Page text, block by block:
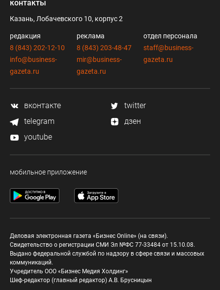
контакты
Казань, Лобачевского 10, корпус 2
редакция
8 (843) 202-12-10
info@business-
gazeta.ru
реклама
8 (843) 203-48-47
mir@business-
gazeta.ru
отдел персонала
staff@business-
gazeta.ru
вконтакте
twitter
telegram
дзен
youtube
мобильное приложение
Деловая электронная газета «Бизнес Online» (на связи).
Свидетельство о регистрации СМИ Эл №ФС 77-33484 от 15.10.08.
Выдано федеральной службой по надзору в сфере связи и массовых
коммуникаций.
Учредитель ООО «Бизнес Медия Холдинг»
Шеф-редактор (главный редактор) А.В. Брусницын